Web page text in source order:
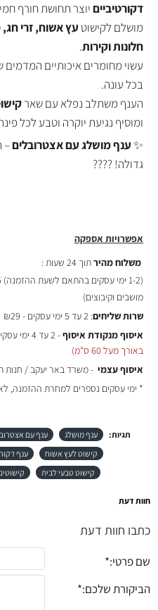
אפשרויות אספקה
משלוח מהירתוך 24 שעות :
(1-2 ימי עסקים בהתאם לשעת ההזמנה)
מושבים וקיבוצים)
שרות שליחים: 2 עד 5 ימי עסקים - ₪29
איסוף מנקודת איסוף- 2 עד 4 ימי עסקים - ₪20
באורך מעל 60 ס"מ)
איסוף עצמי - משרד באר יעקב / חנות תל אביב, 1 - 4
* ימי עסקים נספרים למחרת ההזמנה,
דקורטיבייםיוצר תחושת חורף
מושלם לקישוט עץ אשוח, זרי חג,
חלונות וקירות.
עשוי מחומרים איכותיים המדמים
בכל עונה.
הענף משתלב נפלא עם שאר
ומוסיף נגיעת יוקרה וטבע לכל
✨ענף מושלג עם אצטרובלים–
גדולה! ????
תגיות: ענף מושלג ענף עם
קישוט לעץ אשוח
ענף
קישוט טבעי לבית
חוות דעת
כתבו חוות דעת
שם פרטי:
הביקורת שלכם: